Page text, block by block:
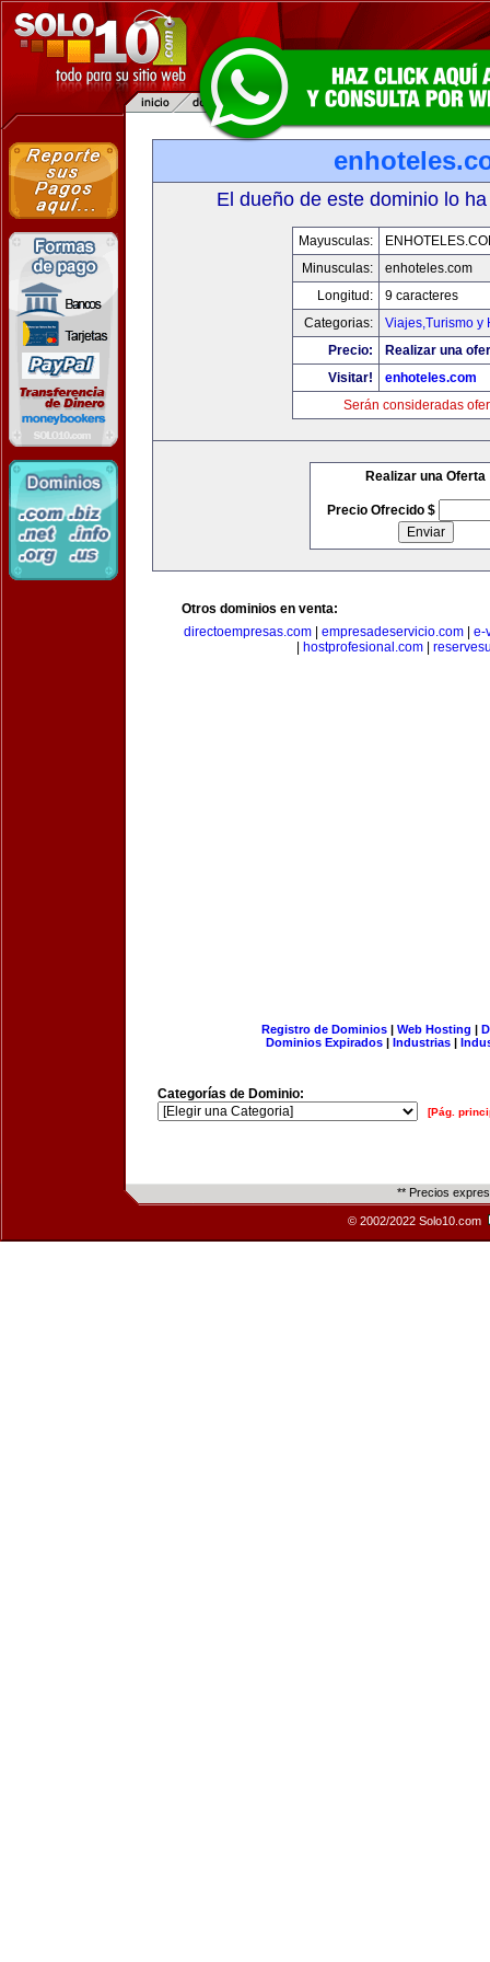
El dueño de este dominio lo
Mayusculas:
Minusculas:
enhoteles.com
Longitud:
9 caracteres
Categorias:
Viajes,Turismo y
Precio:
Realizar una
Visitar!
enhoteles.com
Serán consideradas
Realizar una Oferta
Precio Ofrecido $
Otros dominios en venta:
directoempresas.com
empresadeservicio.com
e-
hostprofesional.com|
Registro de Dominios| Web Hosting |
Dominios Expirados | Industrias |
Categorías de Dominio:
[Pág.
** Precios
© 2002/2022 Solo10.com